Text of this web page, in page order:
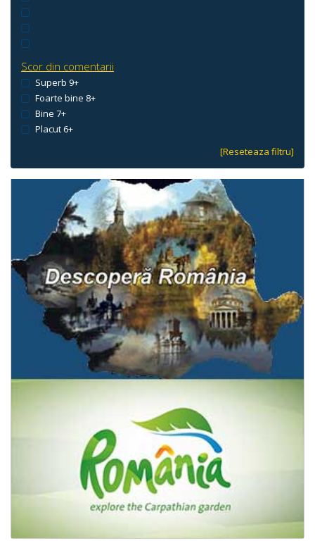
Scor din comentarii
Superb 9+
Foarte bine 8+
Bine 7+
Placut 6+
[Reseteaza filtru]